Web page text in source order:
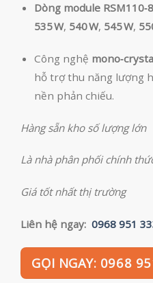
Dòng module
535 W, 540 W, 545 W,
Công nghệ
hỗ trợ thu năng lượng
nền phản chiếu.
Hàng sẵn kho số lượng lớn
Là nhà phân phối chính
Giá tốt nhất thị trường
Liên hệ ngay: 0968 951
GỌI NGAY: 0968